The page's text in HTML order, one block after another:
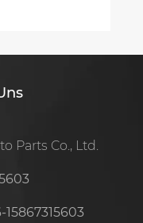
Parts Co., Ltd.
15867315603